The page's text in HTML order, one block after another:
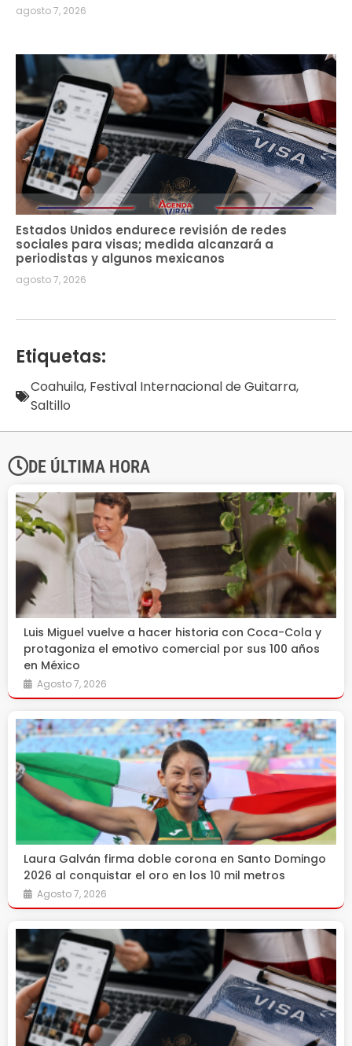
agosto 7, 2026
Estados Unidos endurece revisión de redes
sociales para visas; medida alcanzará a
periodistas y algunos mexicanos
agosto 7, 2026
Etiquetas:
Coahuila, Festival Internacional de Guitarra,
Saltillo
DE ÚLTIMA HORA
Luis Miguel vuelve a hacer historia con Coca-Cola y
protagoniza el emotivo comercial por sus 100 años
en México
Agosto 7, 2026
Laura Galván firma doble corona en Santo Domingo
2026 al conquistar el oro en los 10 mil metros
Agosto 7, 2026